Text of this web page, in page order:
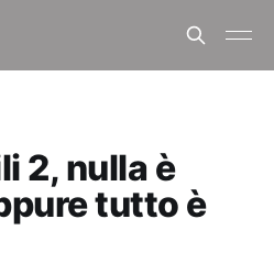
2, nulla è
tutto è